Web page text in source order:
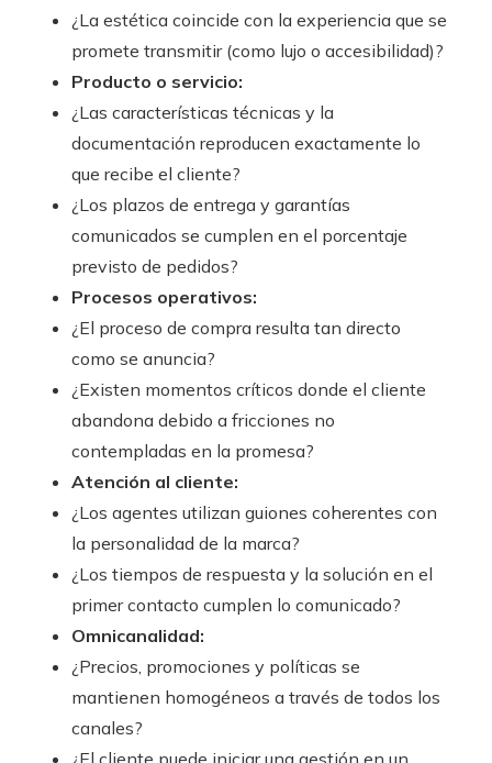
¿La estética coincide con la experiencia que se
promete transmitir (como lujo o accesibilidad)?
Producto o servicio:
¿Las características técnicas y la
documentación reproducen exactamente lo
que recibe el cliente?
¿Los plazos de entrega y garantías
comunicados se cumplen en el porcentaje
previsto de pedidos?
Procesos operativos:
¿El proceso de compra resulta tan directo
como se anuncia?
¿Existen momentos críticos donde el cliente
abandona debido a fricciones no
contempladas en la promesa?
Atención al cliente:
¿Los agentes utilizan guiones coherentes con
la personalidad de la marca?
¿Los tiempos de respuesta y la solución en el
primer contacto cumplen lo comunicado?
Omnicanalidad:
¿Precios, promociones y políticas se
mantienen homogéneos a través de todos los
canales?
¿El cliente puede iniciar una gestión en un